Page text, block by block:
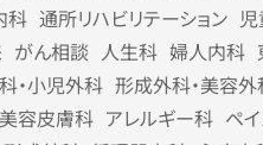
科 通所リハビリテーション
がん相談 人生科 婦人内科
・小児外科 形成外科・美容
美容皮膚科 アレルギー科 ペ